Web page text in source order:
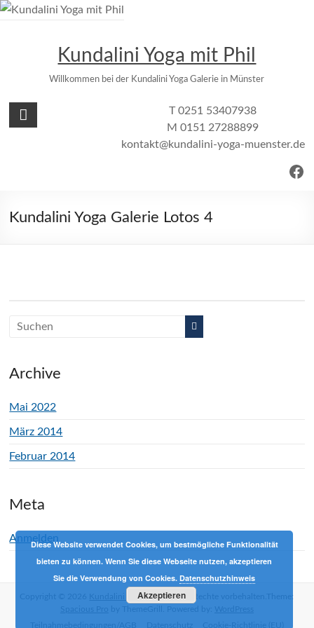
Zum
Kundalini Yoga mit Phil
Willkommen bei der Kundalini Yoga Galerie in Münster
T 0251 53407938
M 0151 27288899
kontakt@kundalini-yoga-muenster.de
Kundalini Yoga Galerie Lotos 4
Archive
Mai 2022
März 2014
Februar 2014
Meta
Anmelden
Kundalini Yoga mit PhilAlle Rechte vorbehalten.Theme:
Diese Website verwendet Cookies, um bestmögliche Funktionalität
bieten zu können. Wenn Sie diese Webseite nutzen, akzeptieren
Sie die Verwendung von Cookies.Datenschutzhinweis
Akzeptieren